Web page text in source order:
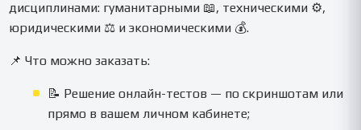
дисциплинами: гуманитарными 📖, техническими ⚙️,
юридическими ⚖️ и экономическими 💰.
📌 Что можно заказать:
📝 Решение онлайн-тестов — по скриншотам или
прямо в вашем личном кабинете;